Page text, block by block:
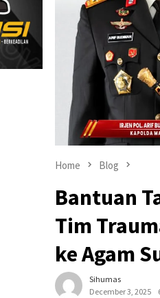
Home Blog
Bantuan
Tim
ke Agam
Sihumas
December 3, 2025